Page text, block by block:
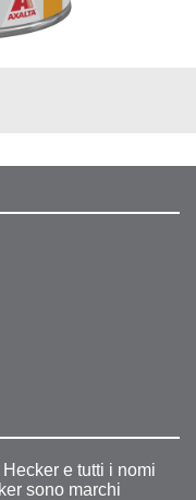
e tutti i nomi
sono marchi